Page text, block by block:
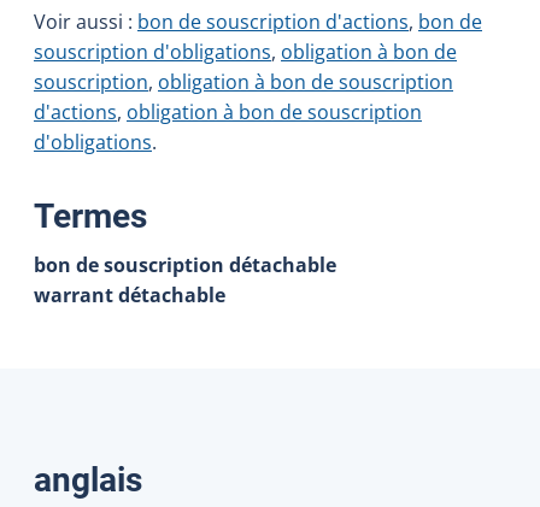
Voir aussi : bon de souscription d'actions, bon de
souscription d'obligations, obligation à bon de
souscription, obligation à bon de souscription
d'actions, obligation à bon de souscription
d'obligations.
Termes:
bon de souscription détachable
warrant détachable
Traductions
anglais